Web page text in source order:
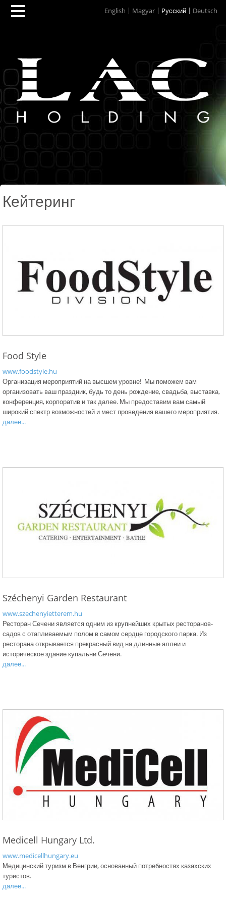
English Magyar Pусский Deutsch
Кейтеринг
Food Style
www.foodstyle.hu
Организация мероприятий на высшем уровне! Мы поможем вам
организовать ваш праздник, будь то день рождение, свадьба, выставка,
конференция, корпоратив и так далее. Мы предоставим вам самый
широкий спектр возможностей и мест проведения вашего мероприятия.
далее...
Széchenyi Garden Restaurant
www.szechenyietterem.hu
Ресторан Сечени является одним из крупнейших крытых ресторанов-
садов с отапливаемым полом в самом сердце городского парка. Из
ресторана открывается прекрасный вид на длинные аллеи и
историческое здание купальни Сечени.
далее...
Medicell Hungary Ltd.
www.medicellhungary.eu
Медицинский туризм в Венгрии, основанный потребностях казахских
туристов.
далее...